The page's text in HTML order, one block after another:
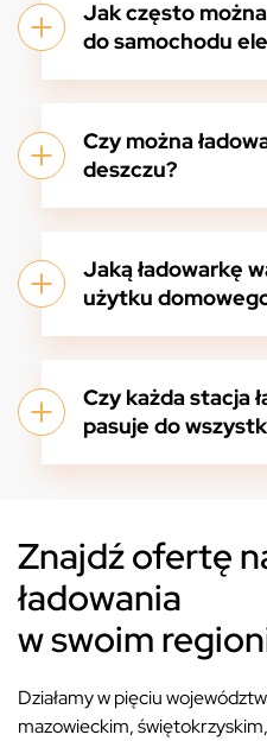
Jak często
do samochodu
Czy można
deszczu?
Jaką ładowarkę
użytku
Czy każda stacja
pasuje do
Znajdź ofertę
ładowania
w swoim
Działamy w pięciu
mazowieckim,